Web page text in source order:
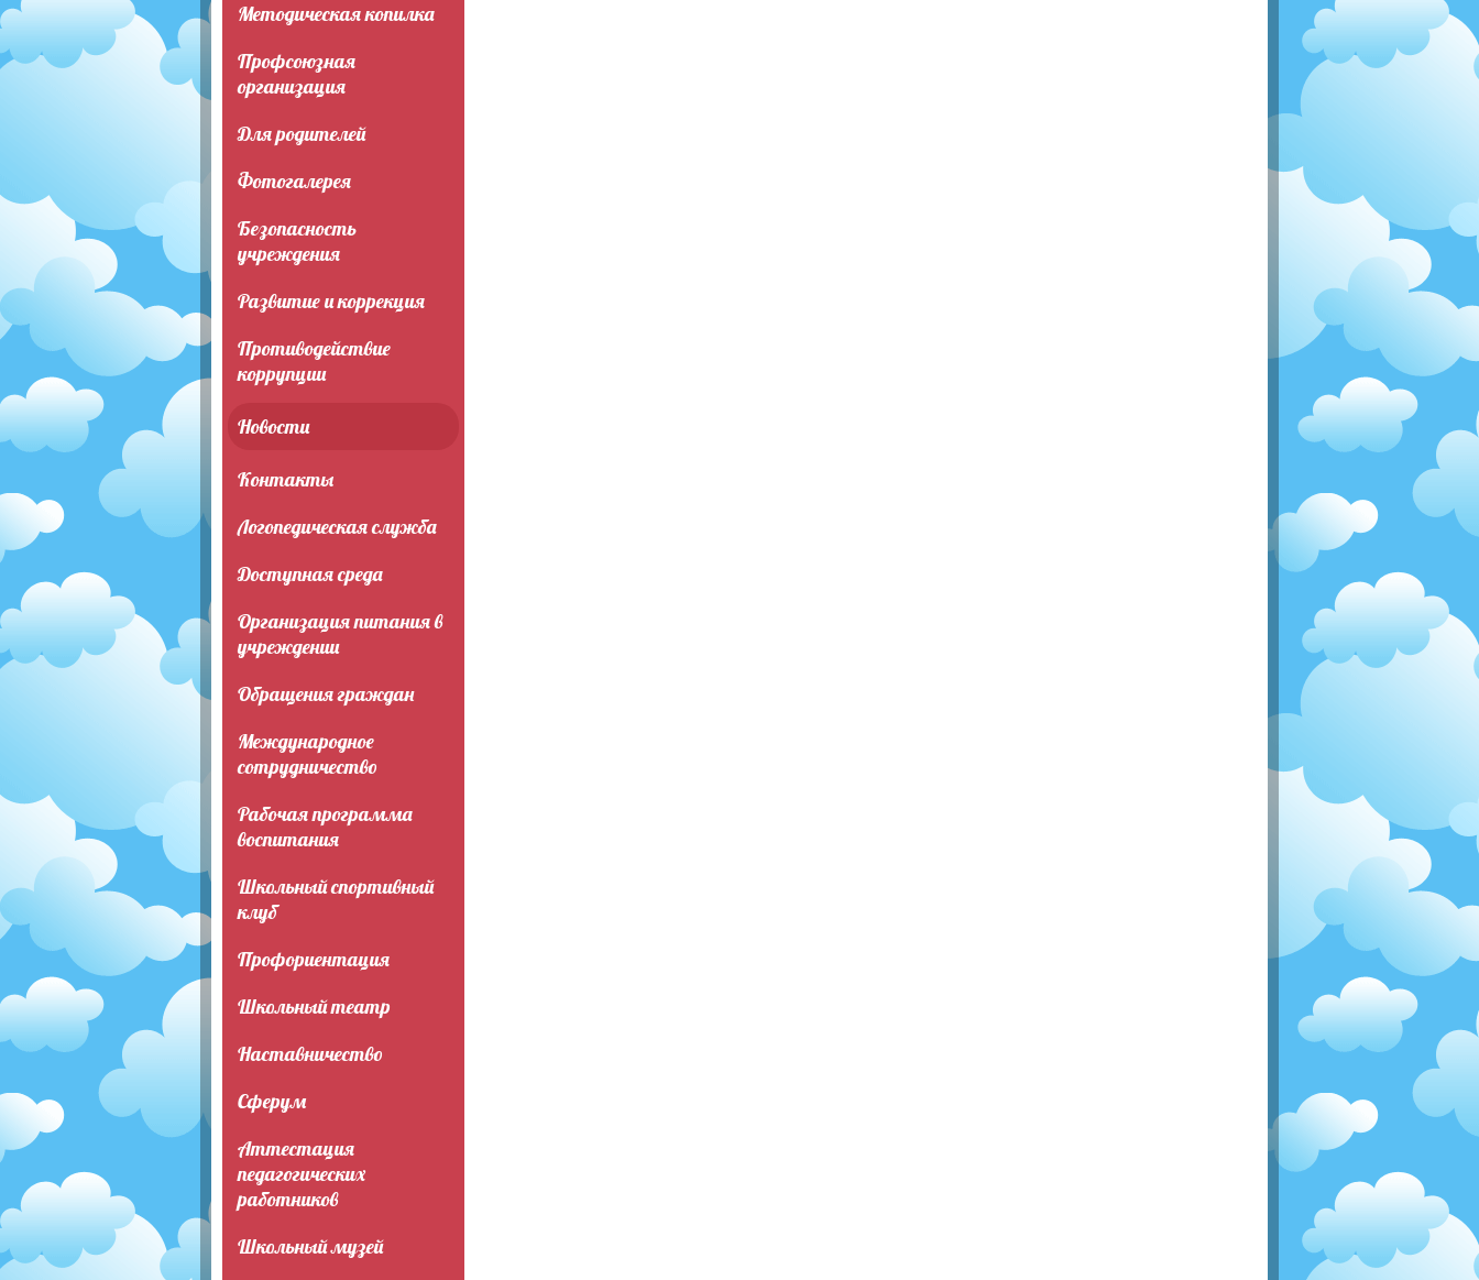
Методическая копилка
Профсоюзная
организация
Для родителей
Фотогалерея
Безопасность
учреждения
Развитие и коррекция
Противодействие
коррупции
Новости
Контакты
Логопедическая служба
Доступная среда
Организация питания в
учреждении
Обращения граждан
Международное
сотрудничество
Рабочая программа
воспитания
Школьный спортивный
клуб
Профориентация
Школьный театр
Наставничество
Сферум
Аттестация
педагогических
работников
Школьный музей